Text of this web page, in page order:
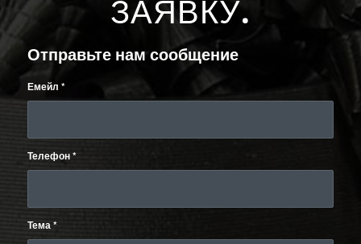
ЗАЯВКУ.
Отправьте нам сообщение
Емейл *
Телефон*
Тема*